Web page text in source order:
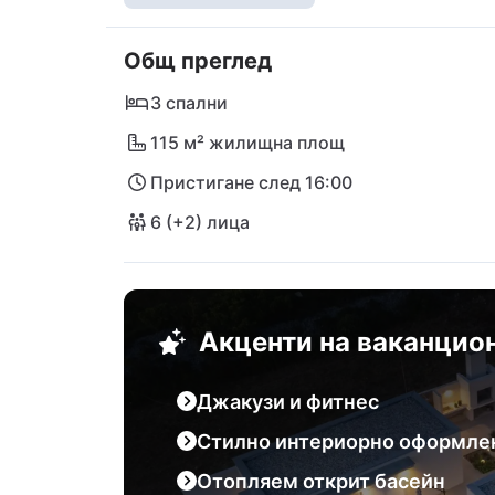
отделя финият пясъчен плаж Цуке, а
очарова с кулинарни изкушения.
обиколите. Преживейте перфектната
Общ преглед
3 спални
115 м² жилищна площ
Пристигане след 16:00
6 (+2) лица
Акценти на
Джакузи и фитнес
Стилно интериорно
Отопляем открит басейн